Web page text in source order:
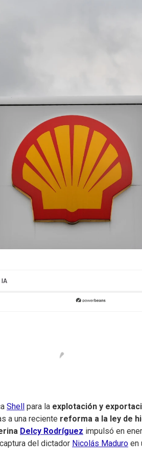
IA
Shell para la explotación y
a una reciente reforma a la ley de
Delcy Rodríguez impulsó en
del dictador Nicolás Maduro en